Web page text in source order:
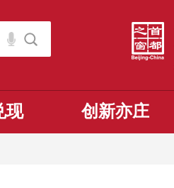
现 创新亦庄